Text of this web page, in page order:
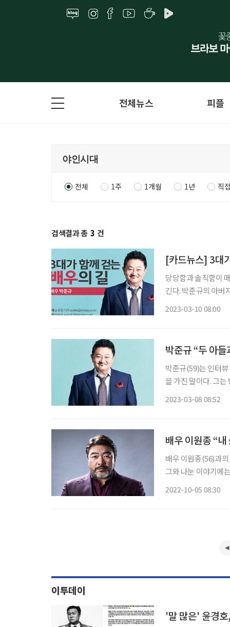
전체뉴스 피플
전체 1주 1개월 1년 직
검색결과 총 3 건
[카드뉴스] 3대
당당함과 솔직함이
긴다. 박준규의 아버지는 영화 ‘용팔이’ 시리즈로 알려진 배우 故 박노식이다. 두 아들 박종찬
2023-03-10 08:00
박준규 “두 아
박준규(59)는 인터뷰
을 가진 말이다. 그는
2023-03-08 08:52
배우 이원종 “
배우 이원종(56)과
그와 나눈 이야기에
2022-10-05 08:30
이투데이